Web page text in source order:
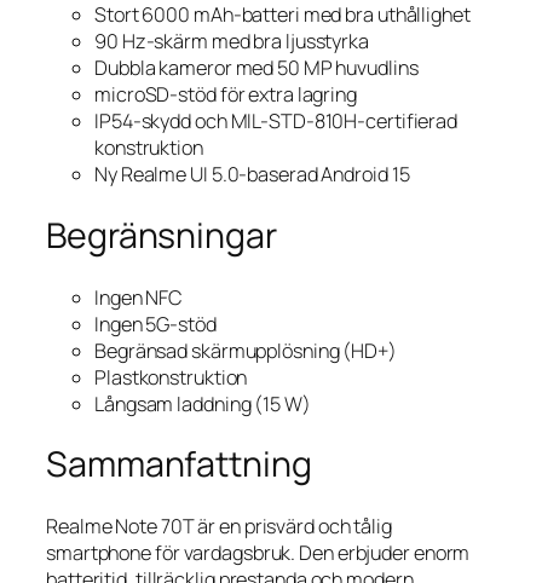
Stort 6000 mAh-batteri med bra uthållighet
90 Hz-skärm med bra ljusstyrka
Dubbla kameror med 50 MP huvudlins
microSD-stöd för extra lagring
IP54-skydd och MIL-STD-810H-certifierad
konstruktion
Ny Realme UI 5.0-baserad Android 15
Begränsningar
Ingen NFC
Ingen 5G-stöd
Begränsad skärmupplösning (HD+)
Plastkonstruktion
Långsam laddning (15 W)
Sammanfattning
Realme Note 70T är en prisvärd och tålig
smartphone för vardagsbruk. Den erbjuder enorm